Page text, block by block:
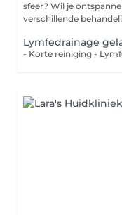
sfeer? Wil je ontspannen en huidverbetering in één? Voor
verschillende
Lymfedrainage